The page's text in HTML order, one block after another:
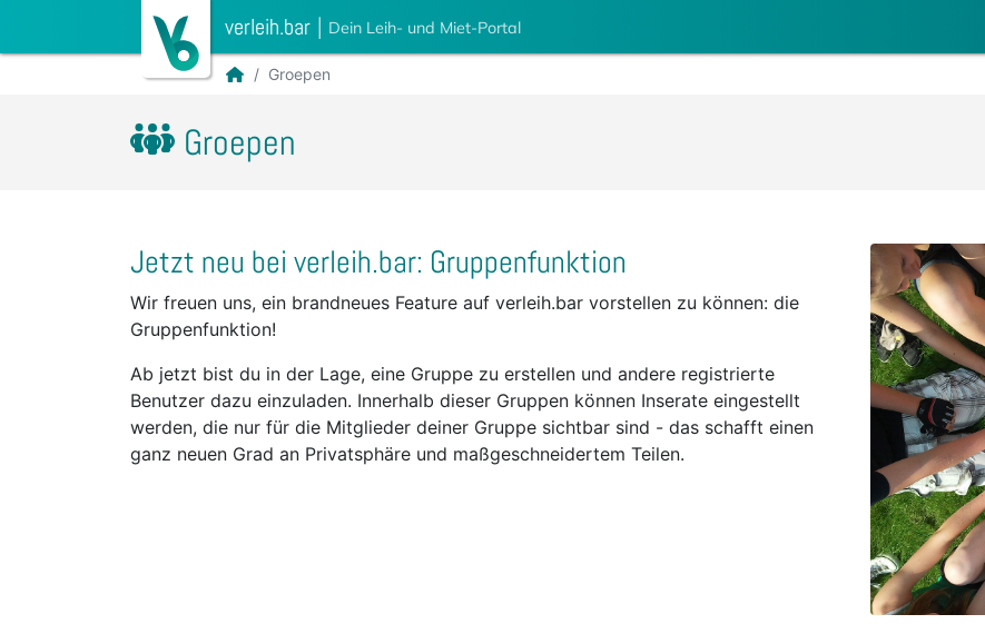
verleih.bar | Dein Leih- und Miet-Portal
Groepen
Groepen
Jetzt neu bei verleih.bar: Gruppenfunktion
Wir freuen uns, ein brandneues Feature auf verleih.bar vorstellen zu können: die
Gruppenfunktion!
Ab jetzt bist du in der Lage, eine Gruppe zu erstellen und andere registrierte
Benutzer dazu einzuladen. Innerhalb dieser Gruppen können Inserate eingestellt
werden, die nur für die Mitglieder deiner Gruppe sichtbar sind - das schafft einen
ganz neuen Grad an Privatsphäre und maßgeschneidertem Teilen.